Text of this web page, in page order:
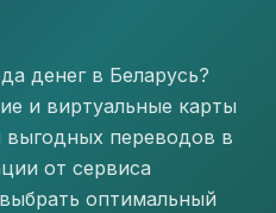
денег в Беларусь?
и виртуальные карты
выгодных переводов в
от сервиса
оптимальный